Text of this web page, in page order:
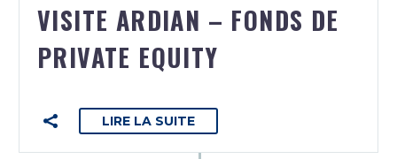
VISITE ARDIAN – FONDS DE
PRIVATE EQUITY
LIRE LA SUITE